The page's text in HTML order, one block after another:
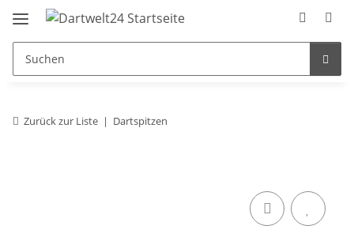
Zurück zur Liste Dartspitzen